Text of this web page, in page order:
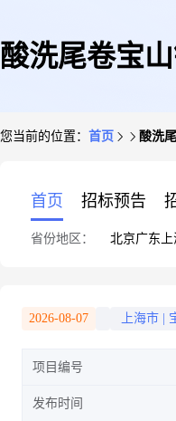
酸洗尾卷宝
您当前的位置： 首页 酸洗
首页 招标预告
省份地区： 北京广东
2026-08-07 上海市
项目编号
发布时间